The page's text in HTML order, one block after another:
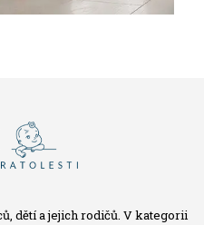
dětí a jejich rodičů. V kategorii